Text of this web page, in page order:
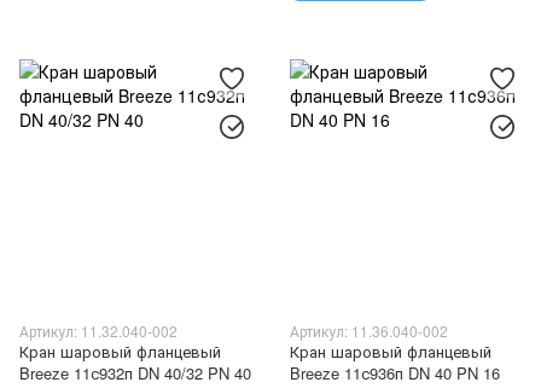
Артикул: 11.32.040-002
Кран шаровый фланцевый
Breeze 11с932п DN 40/32 PN 40
Артикул: 11.36.040-002
Кран шаровый фланцевый
Breeze 11с936п DN 40 PN 16